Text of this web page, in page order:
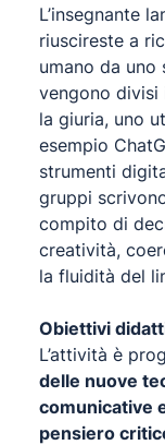
L’insegnante
riuscireste a
umano da uno
vengono divisi
la giuria, uno
esempio
strumenti
gruppi
compito di
creatività,
la fluidità del
Obiettivi
L’attività è
delle nuove
comunicative
pensiero